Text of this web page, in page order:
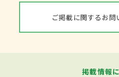
ご掲載に関するお問
掲載情報